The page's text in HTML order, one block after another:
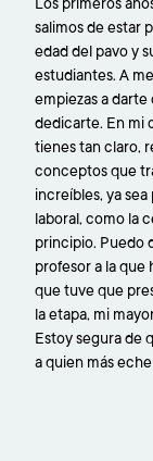
salimos de estar
edad del pavo y
estudiantes. A
empiezas a
dedicarte. En mi
tienes tan claro,
conceptos que
increíbles, ya
laboral, como la
principio. Puedo
profesor a la que
que tuve que
la etapa, mi
Estoy segura de
a quien más